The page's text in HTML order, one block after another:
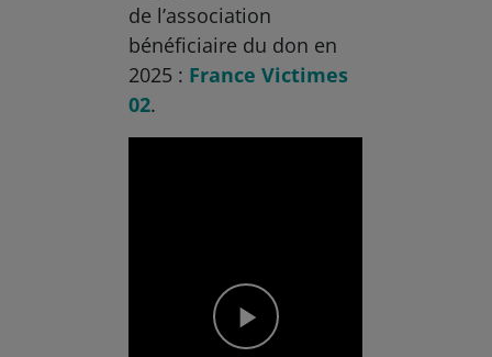
de l’association
bénéficiaire du don en
2025 : France Victimes
02.